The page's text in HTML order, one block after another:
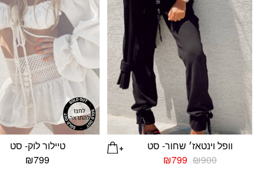
וופל וינטאז׳ שחור- סט
₪900
המחיר
₪799
טיילור לוק- סט
₪799